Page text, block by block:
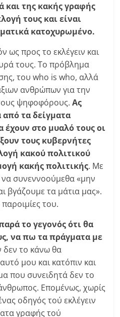
και της κακής γραφής
τους και είναι
κατοχυρωμένο.
ως προς το εκλέγειν και
τους. Το πρόβλημα
του who is who, αλλά
ανθρώπων για την
ψηφοφόρους.Ας
τα δείγματα
στο μυαλό τους οι
τους κυβερνήτες
κακού πολιτικού
κακής πολιτικής. Με
να συνεννοούμεθα «μην
βγάζουμε τα μάτια μας».
του.
το γεγονός ότι θα
να πω τα πράγματα με
δεν το κάνω θα
μου και κατόπιν και
που συνειδητά δεν το
Επομένως, χωρίς
οδηγός τού εκλέγειν
γραφής τού